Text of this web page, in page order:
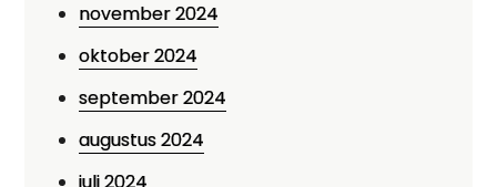
november 2024
oktober 2024
september 2024
augustus 2024